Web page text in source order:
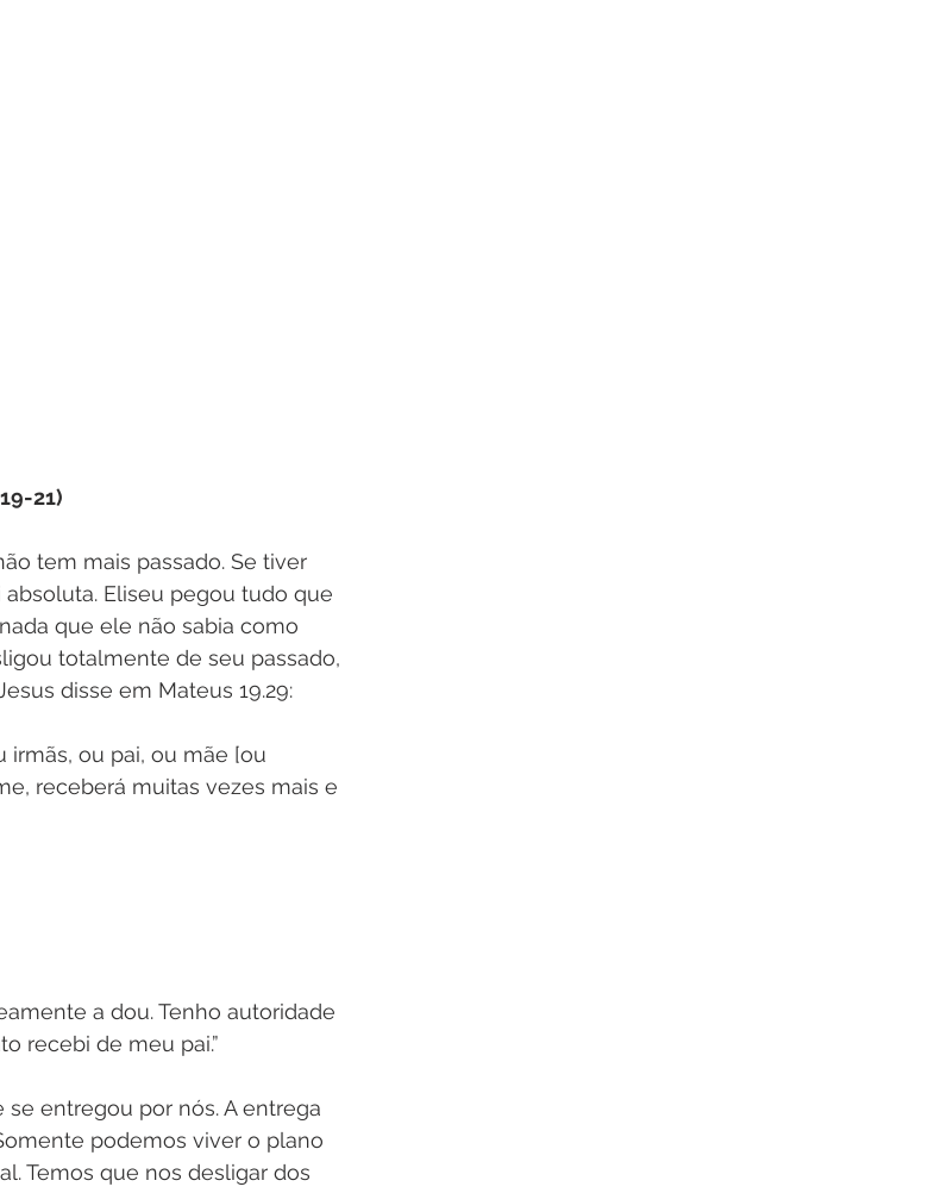
21)
tem mais passado. Se tiver
Eliseu pegou tudo que
que ele não sabia como
totalmente de seu passado,
disse em Mateus 19.29:
irmãs, ou pai, ou mãe [ou
receberá muitas vezes mais e
a dou. Tenho autoridade
recebi de meu pai.”
entregou por nós. A entrega
podemos viver o plano
Temos que nos desligar dos